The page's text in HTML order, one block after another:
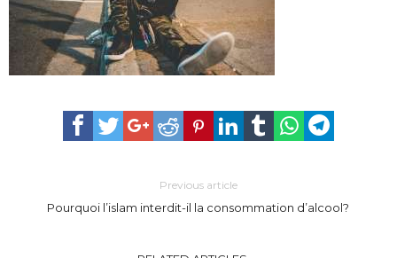
Previous article
Pourquoi l’islam interdit-il la consommation d’alcool?